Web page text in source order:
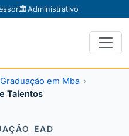
🏛️Administrativo
em Mba
Talentos
EAD